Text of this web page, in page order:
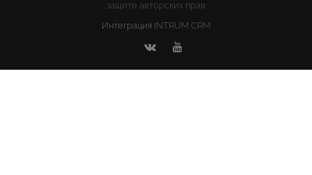
защите авторских прав
Интеграция INTRUM CRM